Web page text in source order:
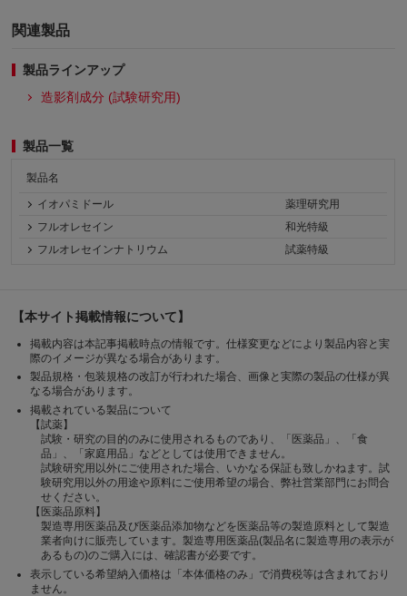
関連製品
製品ラインアップ
造影剤成分 (試験研究用)
製品一覧
製品名
イオパミドール
薬理研究用
フルオレセイン
和光特級
フルオレセインナトリウム
試薬特級
【本サイト掲載情報について】
掲載内容は本記事掲載時点の情報です。仕様変更などにより製品内容と実
際のイメージが異なる場合があります。
製品規格・包装規格の改訂が行われた場合、画像と実際の製品の仕様が異
なる場合があります。
掲載されている製品について
【試薬】
試験・研究の目的のみに使用されるものであり、「医薬品」、「食
品」、「家庭用品」などとしては使用できません。
試験研究用以外にご使用された場合、いかなる保証も致しかねます。試
験研究用以外の用途や原料にご使用希望の場合、弊社営業部門にお問合
せください。
【医薬品原料】
製造専用医薬品及び医薬品添加物などを医薬品等の製造原料として製造
業者向けに販売しています。製造専用医薬品(製品名に製造専用の表示が
あるもの)のご購入には、確認書が必要です。
表示している希望納入価格は「本体価格のみ」で消費税等は含まれており
ません。